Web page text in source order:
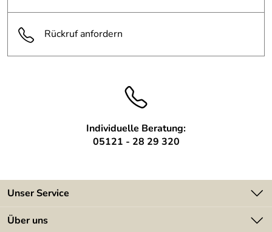
Rückruf anfordern
Individuelle Beratung:
05121 - 28 29 320
Unser Service
Kontakt
Über uns